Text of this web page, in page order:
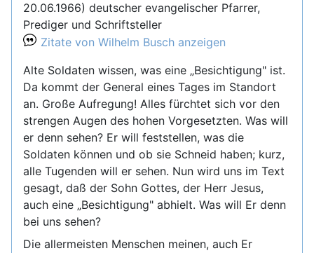
20.06.1966) deutscher evangelischer Pfarrer,
Prediger und Schriftsteller
Zitate von Wilhelm Busch anzeigen
Alte Soldaten wissen, was eine „Besichtigung" ist.
Da kommt der General eines Tages im Standort
an. Große Aufregung! Alles fürchtet sich vor den
strengen Augen des hohen Vorgesetzten. Was will
er denn sehen? Er will feststellen, was die
Soldaten können und ob sie Schneid haben; kurz,
alle Tugenden will er sehen. Nun wird uns im Text
gesagt, daß der Sohn Gottes, der Herr Jesus,
auch eine „Besichtigung" abhielt. Was will Er denn
bei uns sehen?
Die allermeisten Menschen meinen, auch Er